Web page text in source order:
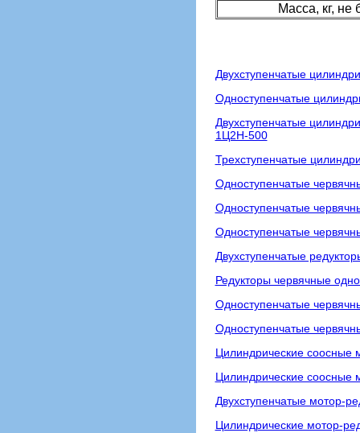
Масса, кг, не
Двухступенчатые
Одноступенчатые
Двухступенчатые
1Ц2Н-500
Трехступенчатые
Одноступенчатые
Одноступенчатые
Одноступенчатые
Двухступенчатые
Редукторы червячные
Одноступенчатые
Одноступенчатые
Цилиндрические соосные
Цилиндрические соосные
Двухступенчатые
Цилиндрические мотор-